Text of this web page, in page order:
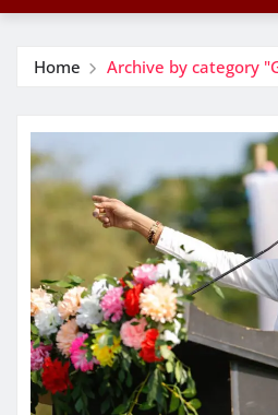
Home Archive by category